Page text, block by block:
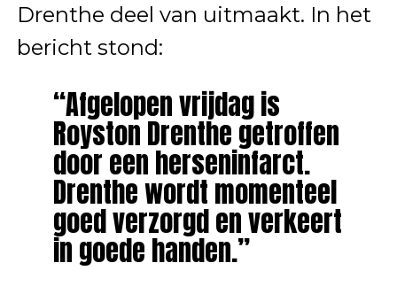
Drenthe deel van uitmaakt. In het
bericht stond:
“Afgelopen vrijdag is
Royston Drenthe getroffen
door een herseninfarct.
Drenthe wordt momenteel
goed verzorgd en verkeert
in goede handen.”